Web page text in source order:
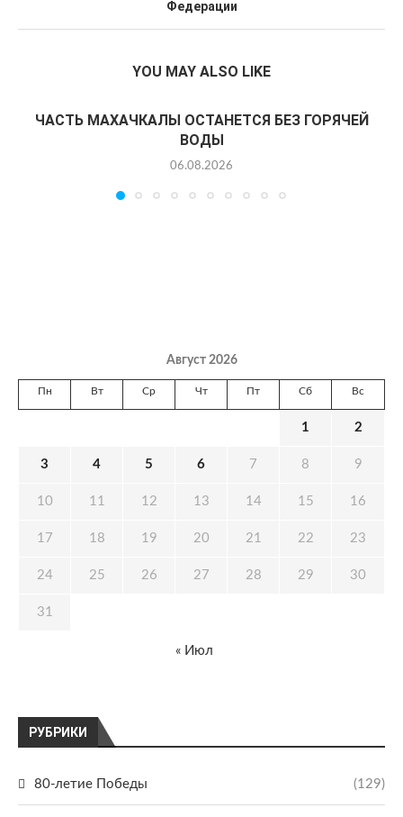
Федерации
YOU MAY ALSO LIKE
ЧАСТЬ МАХАЧКАЛЫ ОСТАНЕТСЯ БЕЗ ГОРЯЧЕЙ
ВОДЫ
06.08.2026
РУБРИКИ
80-летие Победы (129)
Август 2026
Пн Вт Ср Чт Пт Сб Вс
1 2
3 4 5 6 7 8 9
10 11 12 13 14 15 16
17 18 19 20 21 22 23
24 25 26 27 28 29 30
31
« Июл